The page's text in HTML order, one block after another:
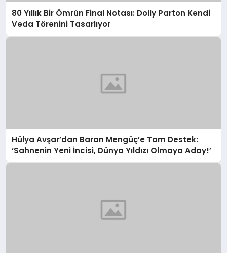
80 Yıllık Bir Ömrün Final Notası: Dolly Parton Kendi
Veda Törenini Tasarlıyor
Hülya Avşar’dan Baran Mengüç’e Tam Destek:
‘Sahnenin Yeni İncisi, Dünya Yıldızı Olmaya Aday!’